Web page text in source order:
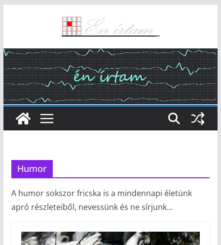
Humor
A humor sokszor fricska is a mindennapi életünk
apró részleteiből, nevessünk és ne sírjunk…